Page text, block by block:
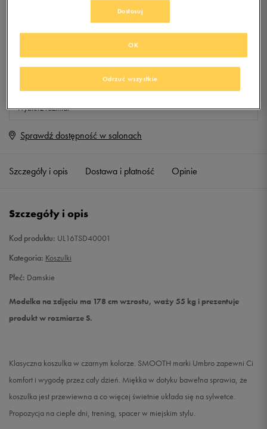
KLUBIE 50 STYLE
Produkt niedostępny
Jeśli artykuł będzie ponownie dostępny, otrzymasz od nas powiadomienie.
Wybierz rozmiar
S Powiadom o dostępności
M Powiadom o dostępności
Sprawdź dostępność w salonach
Szczegóły i opis Dostawa i płatność Opinie
Szczegóły i opis
Kod produktu: UL16TSD40001
Kategoria: Koszulki
Płeć: Damskie
Modelka na zdjęciu ma 178 cm wzrostu, waży 55 kg i prezentuje
produkt w rozmiarze S.
Klasyczna koszulka w czarnym kolorze. SMOOTH marki Umbro zapewni Ci
komfort i wygodę przez cały dzień. Miękka w dotyku bawełna sprawia, że
koszulka jest przewiewna a co więcej świetnie układa się na sylwetce.
Propozycja na ciepłe dni, trening, spacer w miejskim stylu.
Dostosuj
Odrzuć wszystkie
OK